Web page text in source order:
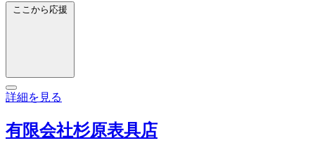
ここから応援
詳細を見る
有限会社杉原表具店